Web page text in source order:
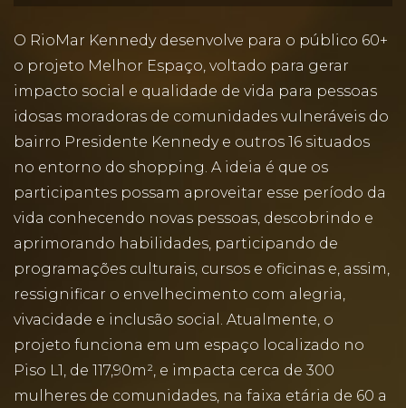
O RioMar Kennedy desenvolve para o público 60+
o projeto Melhor Espaço, voltado para gerar
impacto social e qualidade de vida para pessoas
idosas moradoras de comunidades vulneráveis do
bairro Presidente Kennedy e outros 16 situados
no entorno do shopping. A ideia é que os
participantes possam aproveitar esse período da
vida conhecendo novas pessoas, descobrindo e
aprimorando habilidades, participando de
programações culturais, cursos e oficinas e, assim,
ressignificar o envelhecimento com alegria,
vivacidade e inclusão social. Atualmente, o
projeto funciona em um espaço localizado no
Piso L1, de 117,90m², e impacta cerca de 300
mulheres de comunidades, na faixa etária de 60 a